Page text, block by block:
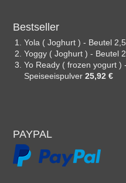
Bestseller
Yola ( Joghurt ) - Beutel
Yoggy ( Joghurt ) - Beutel
Yo Ready ( frozen yogurt )
Speiseeispulver25,92 €
PAYPAL